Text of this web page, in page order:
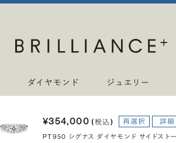
ダイヤモンド ジュエリー
¥354,000(税込) 再選択 詳細